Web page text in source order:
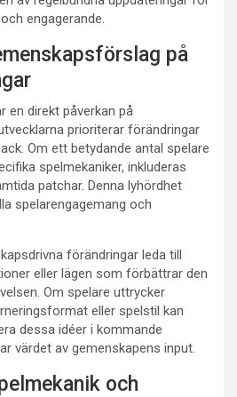
engagerande.
på
en direkt påverkan på
prioriterar förändringar
Om ett betydande antal spelare
spelmekaniker, inkluderas
patchar. Denna lyhördhet
spelarengagemang och
förändringar leda till
eller lägen som förbättrar den
Om spelare uttrycker
eller spelstil kan
dessa idéer i kommande
värdet av gemenskapens input.
och